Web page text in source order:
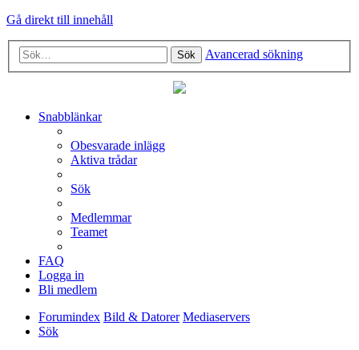
Gå direkt till innehåll
Sök Avancerad sökning
Snabblänkar
Obesvarade inlägg
Aktiva trådar
Sök
Medlemmar
Teamet
FAQ
Logga in
Bli medlem
Forumindex Bild & Datorer Mediaservers
Sök